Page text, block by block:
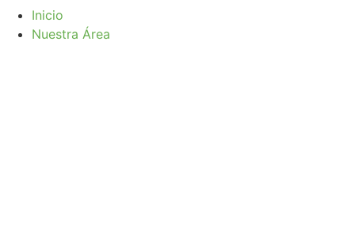
Inicio
Nuestra Área